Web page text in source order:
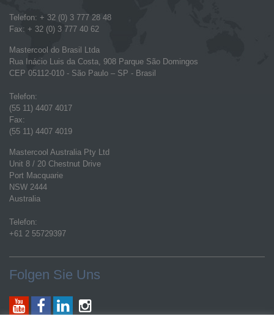
Telefon: + 32 (0) 3 777 28 48
Fax: + 32 (0) 3 777 40 62
Mastercool do Brasil Ltda
Rua Inácio Luis da Costa, 908 Parque São Domingos
CEP 05112-010 - São Paulo – SP - Brasil
Telefon:
(55 11) 4407 4017
Fax:
(55 11) 4407 4019
Mastercool Australia Pty Ltd
Unit 8 / 20 Chestnut Drive
Port Macquarie
NSW 2444
Australia
Telefon:
+61 2 55729397
Folgen Sie Uns